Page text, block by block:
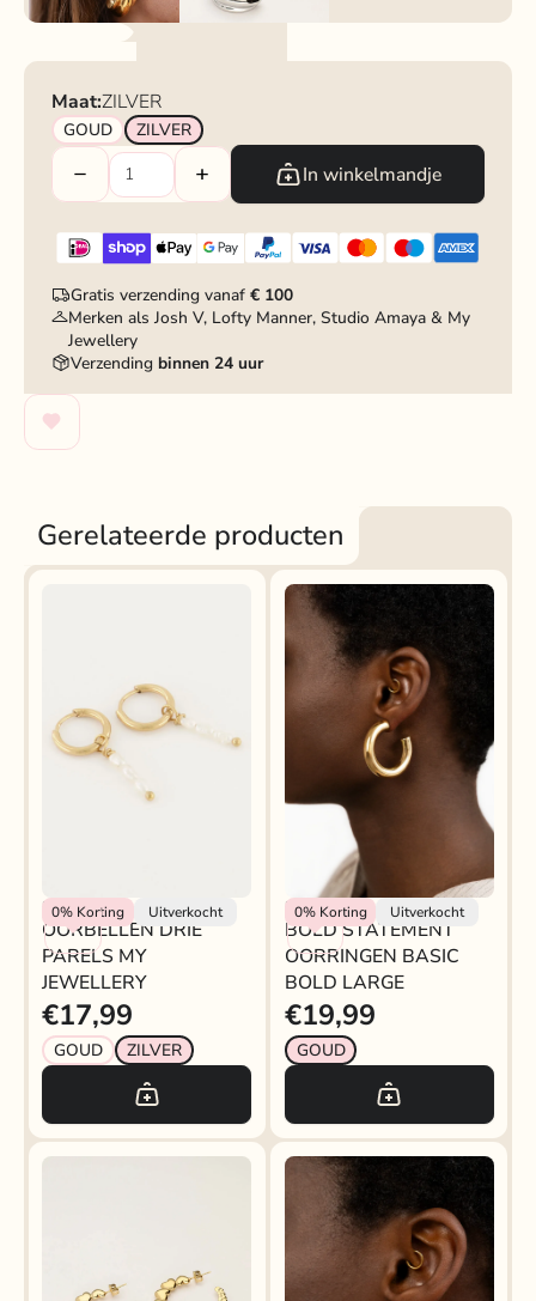
Maat:ZILVER
GOUD ZILVER
In winkelmandje
Gratis verzending vanaf€ 100
Merken als Josh V, Lofty Manner, Studio Amaya & My
Jewellery
Verzendingbinnen 24 uur
Gerelateerde producten
0% Korting Uitverkocht
My Jewellery
OORBELLEN DRIE
PARELS MY
JEWELLERY
€17,99
GOUD ZILVER
0%Korting Uitverkocht
My Jewellery
BOLD STATEMENT
OORRINGEN BASIC
BOLD LARGE
€19,99
GOUD